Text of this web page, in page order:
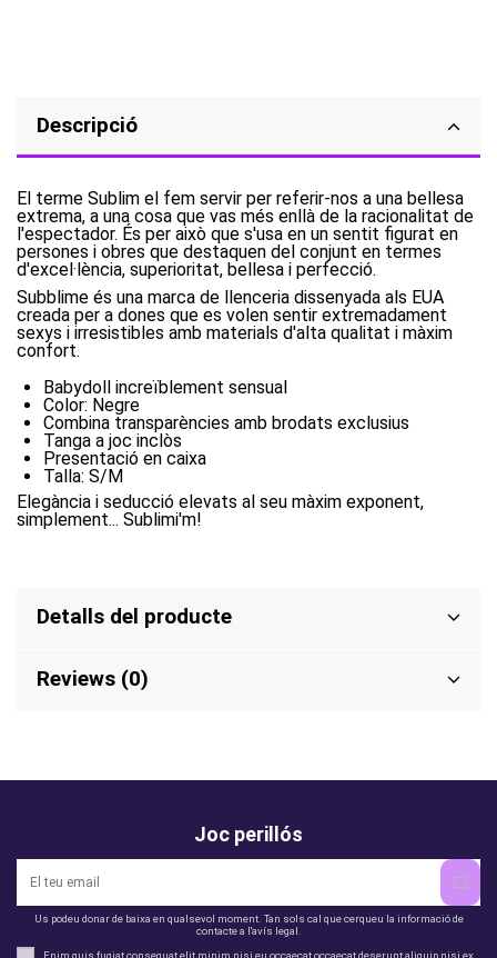
Descripció
El terme Sublim el fem servir per referir-nos a una bellesa
extrema, a una cosa que vas més enllà de la racionalitat de
l'espectador. És per això que s'usa en un sentit figurat en
persones i obres que destaquen del conjunt en termes
d'excel·lència, superioritat, bellesa i perfecció.
Subblime és una marca de llenceria dissenyada als EUA
creada per a dones que es volen sentir extremadament
sexys i irresistibles amb materials d'alta qualitat i màxim
confort.
Babydoll increïblement sensual
Color: Negre
Combina transparències amb brodats exclusius
Tanga a joc inclòs
Presentació en caixa
Talla: S/M
Elegància i seducció elevats al seu màxim exponent,
simplement... Sublimi'm!
Detalls del producte
Reviews (0)
Joc perillós
Us podeu donar de baixa en qualsevol moment. Tan sols cal que cerqueu la informació de
contacte a l'avís legal.
Enim quis fugiat consequat elit minim nisi eu occaecat occaecat deserunt aliquip nisi ex